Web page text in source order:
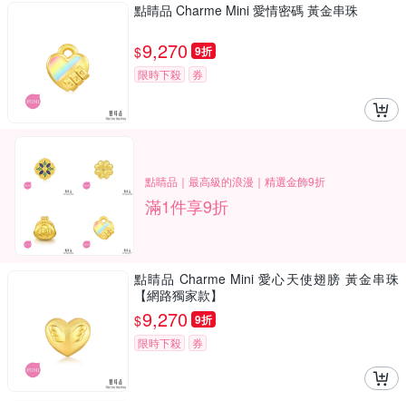
點睛品 Charme Mini 愛情密碼 黃金串珠
$9,270 9折
限時下殺 券
點睛品｜最高級的浪漫｜精選金飾9折
滿1件享9折
點睛品 Charme Mini 愛心天使翅膀 黃金串珠
【網路獨家款】
$9,270 9折
限時下殺 券